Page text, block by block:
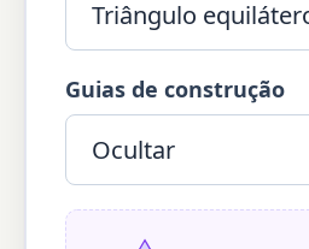
Guias de construção